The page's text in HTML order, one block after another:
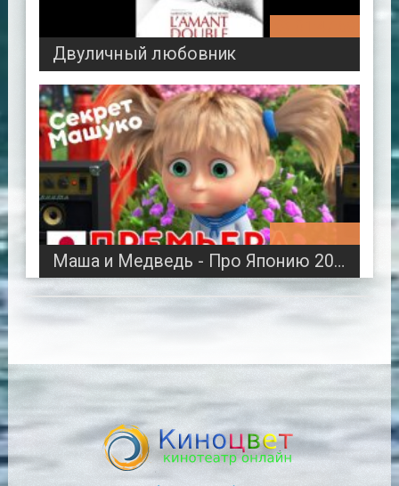
Двуличный любовник
Маша и Медведь - Про Японию 2019. Секрет Машуко